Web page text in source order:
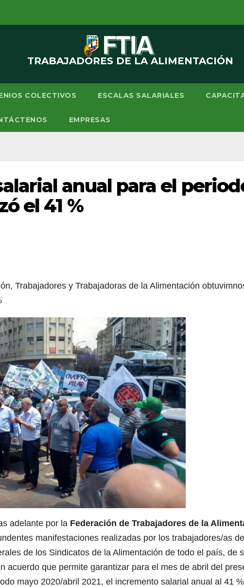
TRABAJADORES DE LA ALIMENTACIÓN
COLECTIVOS ESCALAS SALARIALES
EMPRESAS
anual para el
el 41 %
Trabajadores y Trabajadoras de la Alimentación
adelante por la Federación de Trabajadores de la
manifestaciones realizadas por los trabajadores/as
de los Sindicatos de la Alimentación de todo el país, de
acuerdo que permite garantizar para el mes de abril del
mayo 2020/abril 2021, el incremento salarial anual al 41 %